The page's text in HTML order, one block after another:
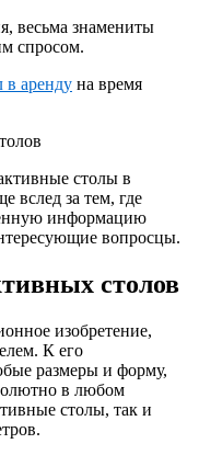
весьма знамениты
спросом.
в аренду на время
столы в
вслед за тем, где
информацию
вопросцы.
столов
изобретение,
К его
размеры и форму,
в любом
столы, так и